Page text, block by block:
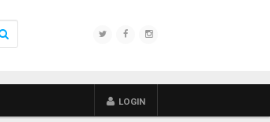
LOGIN